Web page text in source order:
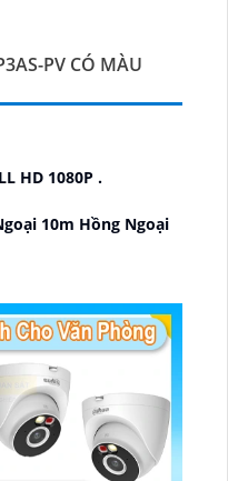
PV CÓ MÀU
HD 1080P .
10m Hồng Ngoại